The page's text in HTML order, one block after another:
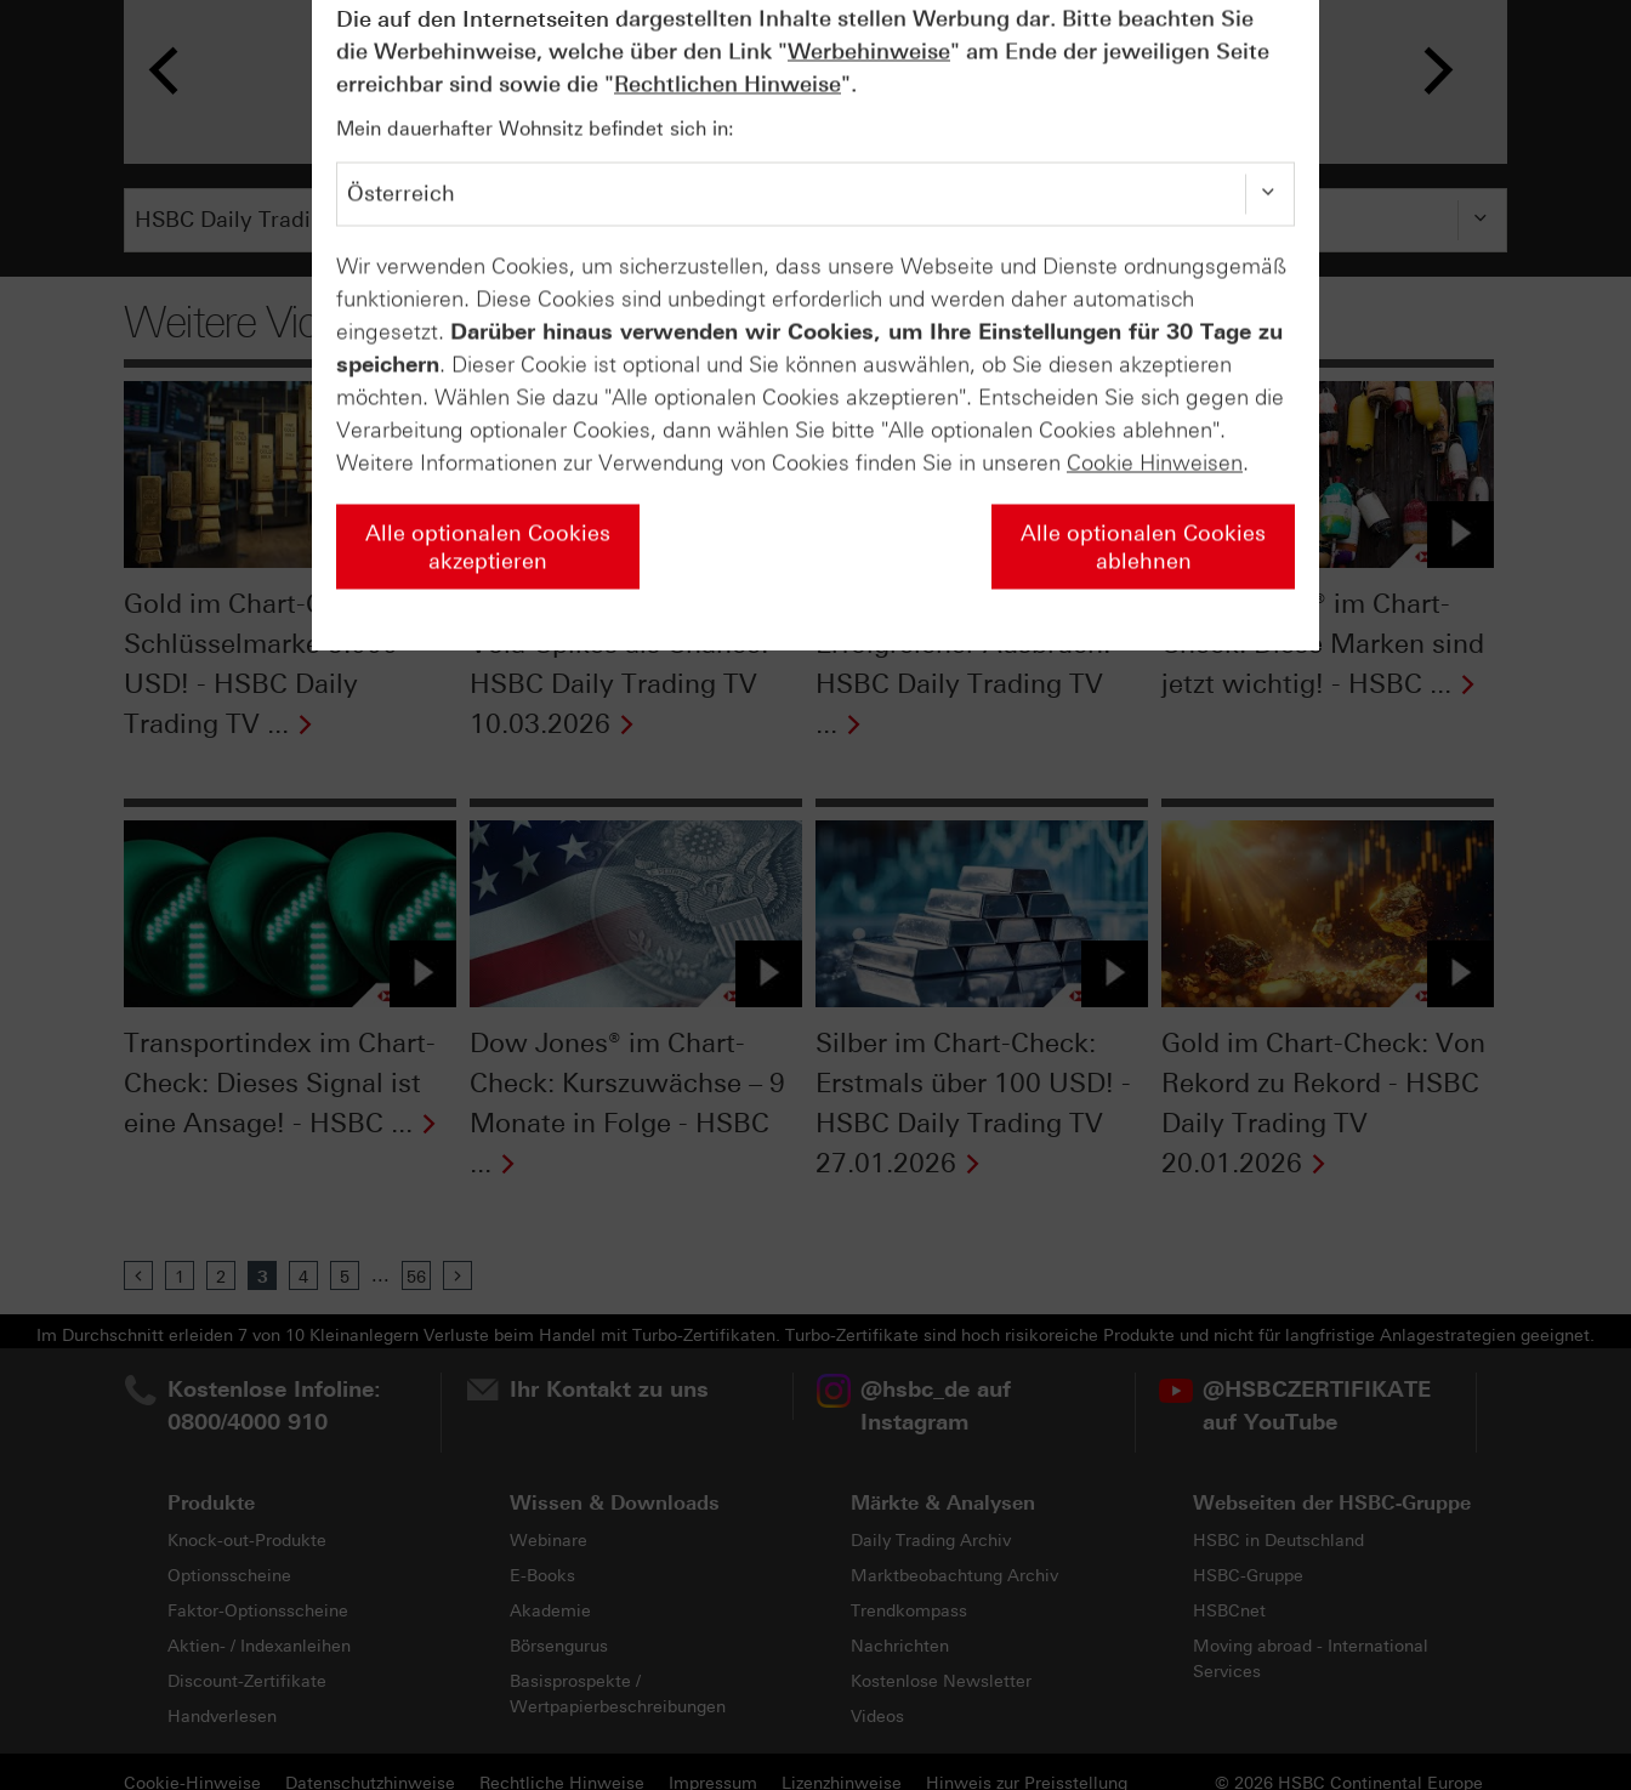
AUGUST
07
Wie lange bleibt der DAX® in
Rekordlaune? - ntv Zertifikate
07.08.26
Weitere Videos
Gold im Chart-Check:
Schlüsselmarke 5.000
USD! - HSBC Daily
Trading TV ...
Vola-Spikes als Chance! -
HSBC Daily Trading TV
10.03.2026
Erfolgreicher Ausbruch! -
HSBC Daily Trading TV
...
Nasdaq-100® im Chart-
Check: Diese Marken sind
jetzt wichtig! - HSBC ...
Transportindex im Chart-
Check: Dieses Signal ist
eine Ansage! - HSBC ...
Dow Jones® im Chart-
Check: Kurszuwächse – 9
Monate in Folge - HSBC
...
Silber im Chart-Check:
Erstmals über 100 USD! -
HSBC Daily Trading TV
27.01.2026
Gold im Chart-Check: Von
Rekord zu Rekord - HSBC
Daily Trading TV
20.01.2026
Previous
1 2 3 4 5 ... 56
Im Durchschnitt erleiden 7 von 10 Kleinanlegern Verluste beim Handel mit Turbo-Zertifikaten. Turbo-Zertifikate sind hoch risikoreiche Produkte und nicht für langfristige Anlagestrategien geeignet.
Kostenlose Infoline:
0800/4000 910
Ihr Kontakt zu uns
@hsbc_de auf
Instagram
@HSBCZERTIFIKATE
auf YouTube
Produkte
Knock-out-Produkte
Optionsscheine
Faktor-Optionsscheine
Aktien- / Indexanleihen
Discount-Zertifikate
Handverlesen
Wissen & Downloads
Webinare
E-Books
Akademie
Börsengurus
Basisprospekte /
Wertpapierbeschreibungen
Märkte & Analysen
Daily Trading Archiv
Marktbeobachtung Archiv
Trendkompass
Nachrichten
Kostenlose Newsletter
Videos
Webseiten der HSBC-Gruppe
HSBC in Deutschland
HSBC-Gruppe
HSBCnet
Moving abroad - International
Services
Cookie-Hinweise Datenschutzhinweise Rechtliche Hinweise Impressum Lizenzhinweise © 2026 HSBC Continental Europe
Hinweis zur Preisstellung
Die auf den Internetseiten dargestellten Inhalte stellen Werbung dar. Bitte beachten Sie
die Werbehinweise, welche über den Link "Werbehinweise" am Ende der jeweiligen Seite
erreichbar sind sowie die "Rechtlichen Hinweise".
Mein dauerhafter Wohnsitz befindet sich in:
Wir verwenden Cookies, um sicherzustellen, dass unsere Webseite und Dienste ordnungsgemäß
funktionieren. Diese Cookies sind unbedingt erforderlich und werden daher automatisch
eingesetzt. Darüber hinaus verwenden wir Cookies, um Ihre Einstellungen für 30 Tage zu
speichern. Dieser Cookie ist optional und Sie können auswählen, ob Sie diesen akzeptieren
möchten. Wählen Sie dazu "Alle optionalen Cookies akzeptieren". Entscheiden Sie sich gegen die
Verarbeitung optionaler Cookies, dann wählen Sie bitte "Alle optionalen Cookies ablehnen".
Weitere Informationen zur Verwendung von Cookies finden Sie in unseren Cookie Hinweisen.
Alle optionalen Cookies
akzeptieren
Alle optionalen Cookies
ablehnen